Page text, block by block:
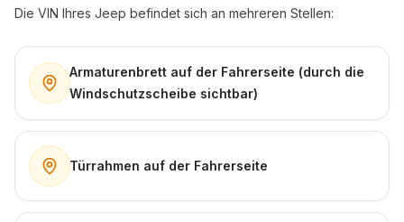
Die VIN Ihres Jeep befindet sich an mehreren Stellen:
Armaturenbrett auf der Fahrerseite (durch die
Windschutzscheibe sichtbar)
Türrahmen auf der Fahrerseite